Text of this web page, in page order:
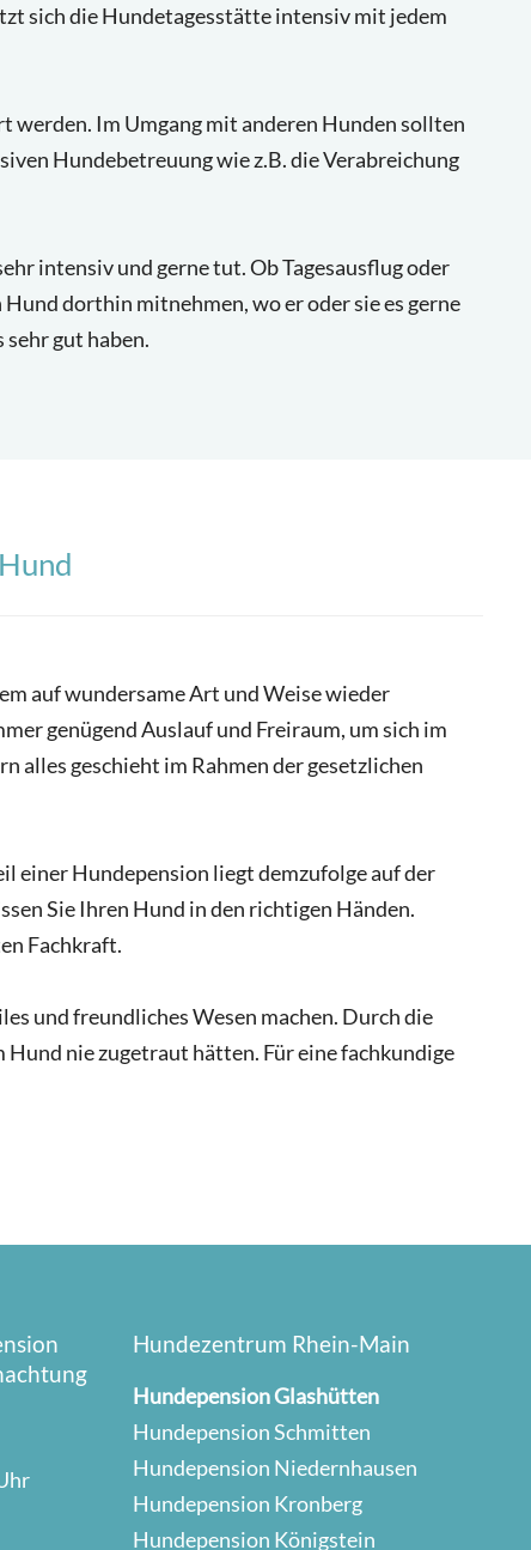
sich die Hundetagesstätte intensiv mit jedem
werden. Im Umgang mit anderen Hunden sollten
Hundebetreuung wie z.B. die Verabreichung
intensiv und gerne tut. Ob Tagesausflug oder
dorthin mitnehmen, wo er oder sie es gerne
gut haben.
auf wundersame Art und Weise wieder
genügend Auslauf und Freiraum, um sich im
alles geschieht im Rahmen der gesetzlichen
einer Hundepension liegt demzufolge auf der
Sie Ihren Hund in den richtigen Händen.
Fachkraft.
und freundliches Wesen machen. Durch die
nie zugetraut hätten. Für eine fachkundige
Hundezentrum Rhein-Main
Hundepension Glashütten
Hundepension Schmitten
Hundepension Niedernhausen
Hundepension Kronberg
Hundepension Königstein